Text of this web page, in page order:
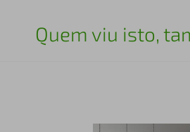
Quem viu isto,